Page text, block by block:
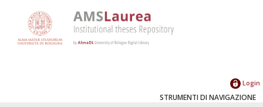
Login
STRUMENTI DI NAVIGAZIONE